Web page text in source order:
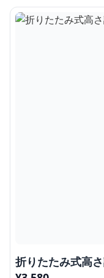
折りたたみ式高